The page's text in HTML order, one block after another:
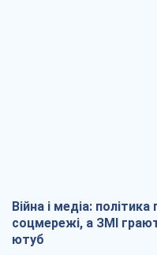
Війна і медіа: політика
соцмережі, а ЗМІ
ютуб